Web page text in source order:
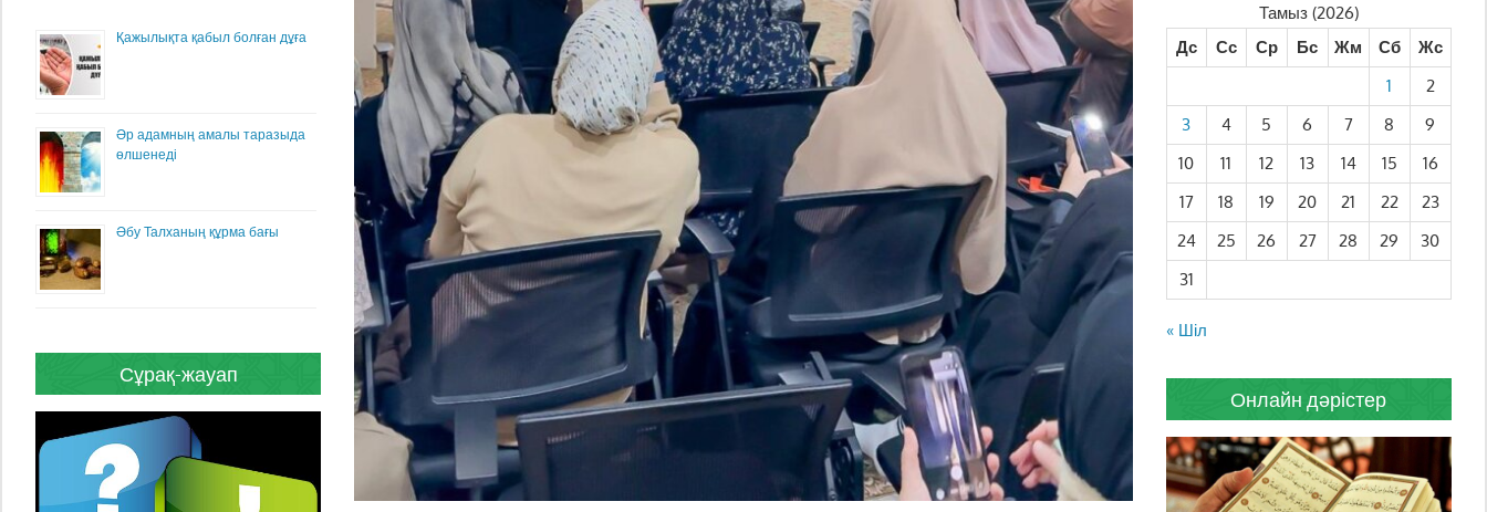
Қажылықта қабыл болған дұға
Әр адамның амалы таразыда
өлшенеді
Әбу Талханың құрма бағы
Сұрақ-жауап
Тамыз (2026)
Дс
Сс Ср Бс Жм Сб
Жс
1
2
3
4 5 6 7 8
9
10
11 12 13 14 15
16
17
18 19 20 21 22
23
24
25 26 27 28 29
30
31
« Шіл
Онлайн дәрістер